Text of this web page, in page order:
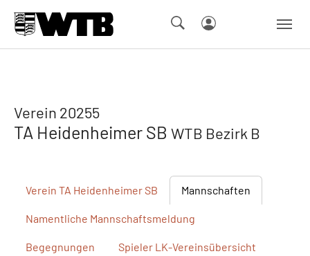
Verein 20255
TA Heidenheimer SB WTB Bezirk B
Verein TA Heidenheimer SB Mannschaften
Namentliche Mannschaftsmeldung
Begegnungen Spieler LK-Vereinsübersicht